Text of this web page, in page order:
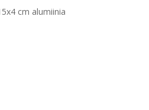
cm alumiinia